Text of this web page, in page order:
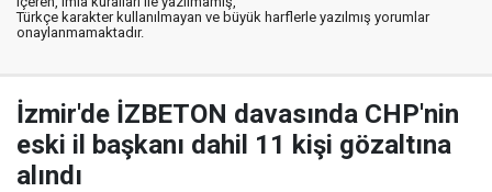
Türkçe karakter kullanılmayan ve büyük harflerle yazılmış yorumlar
onaylanmamaktadır.
İzmir'de İZBETON davasında CHP'nin
eski il başkanı dahil 11 kişi gözaltına
alındı